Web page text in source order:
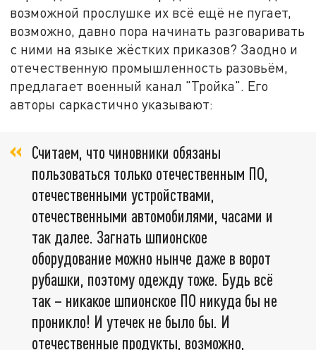
возможной прослушке их всё ещё не пугает,
возможно, давно пора начинать разговаривать
с ними на языке жёстких приказов? Заодно и
отечественную промышленность разовьём,
предлагает военный канал "Тройка". Его
авторы саркастично указывают:
Считаем, что чиновники обязаны
пользоваться только отечественным ПО,
отечественными устройствами,
отечественными автомобилями, часами и
так далее. Загнать шпионское
оборудование можно нынче даже в ворот
рубашки, поэтому одежду тоже. Будь всё
так – никакое шпионское ПО никуда бы не
проникло! И утечек не было бы. И
отечественные продукты, возможно,